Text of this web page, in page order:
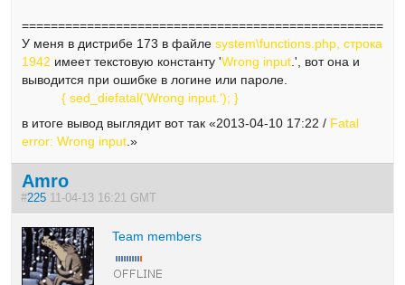
У меня в дистрибе 173 в файлеsystem\functions.php, строка
1942 имеет текстовую константу 'Wrong input .', вот она и
выводится при ошибке в логине или пароле.
{ sed_diefatal('Wrong input.'); }
в итоге вывод выглядит вот так «2013-04-10 17:22 / Fatal
error: Wrong input.»
Amro
#225 11-04-13 16:21 GMT
Team members